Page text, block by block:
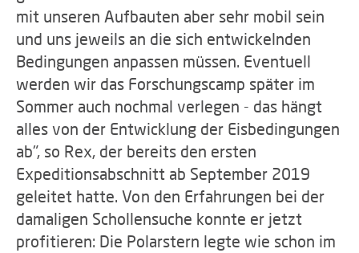
mit unseren Aufbauten aber sehr mobil sein
und uns jeweils an die sich entwickelnden
Bedingungen anpassen müssen. Eventuell
werden wir das Forschungscamp später im
Sommer auch nochmal verlegen - das hängt
alles von der Entwicklung der Eisbedingungen
ab", so Rex, der bereits den ersten
Expeditionsabschnitt ab September 2019
geleitet hatte. Von den Erfahrungen bei der
damaligen Schollensuche konnte er jetzt
profitieren: Die Polarstern legte wie schon im